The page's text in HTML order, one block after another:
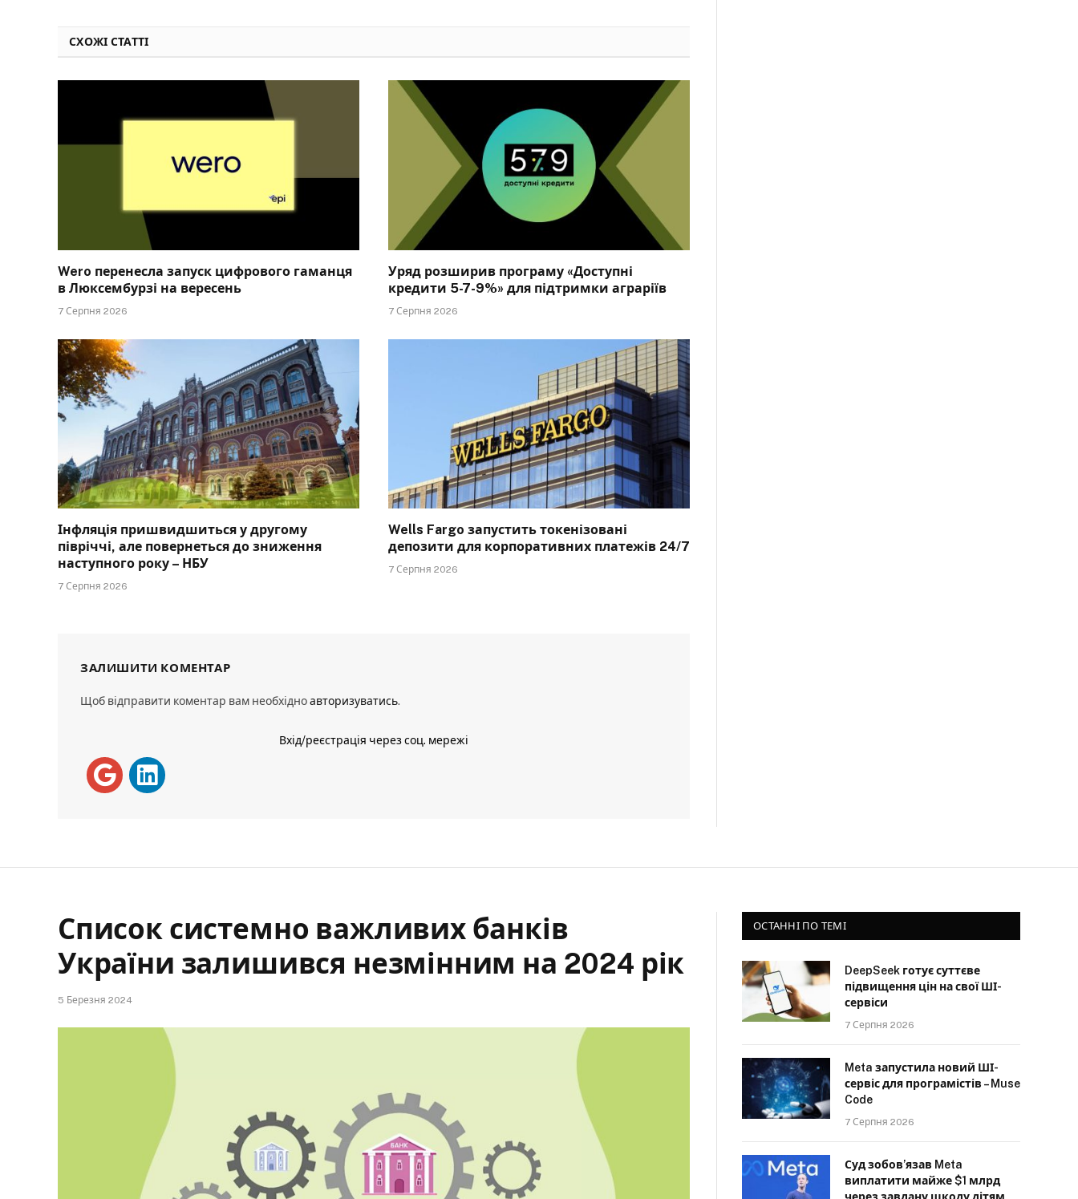
СХОЖІ СТАТТІ
Wero перенесла запуск цифрового гаманця
в Люксембурзі на вересень
7 Серпня 2026
Уряд розширив програму «Доступні
кредити 5-7-9%» для підтримки аграріїв
7 Серпня 2026
Інфляція пришвидшиться у другому
півріччі, але повернеться до зниження
наступного року – НБУ
7 Серпня 2026
Wells Fargo запустить токенізовані
депозити для корпоративних платежів 24/7
7 Серпня 2026
ЗАЛИШИТИ КОМЕНТАР
Щоб відправити коментар вам необхідноавторизуватись.
Вхід/реєстрація через соц. мережі
Список системно важливих банків
України залишився незмінним на 2024 рік
5 Березня 2024
ОСТАННІ ПО ТЕМІ
DeepSeek готує суттєве
підвищення цін на свої ШІ-
сервіси
7 Серпня 2026
Meta запустила новий ШІ-
сервіс для програмістів – Muse
Code
7 Серпня 2026
Суд зобов’язав Meta
виплатити майже $1 млрд